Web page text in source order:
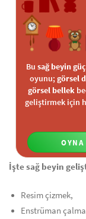
Bu sağ beyin
oyunu;görsel
görsel bellek
geliştirmek için
OYNA
İşte sağ beyin
Resim çizmek,
Enstrüman